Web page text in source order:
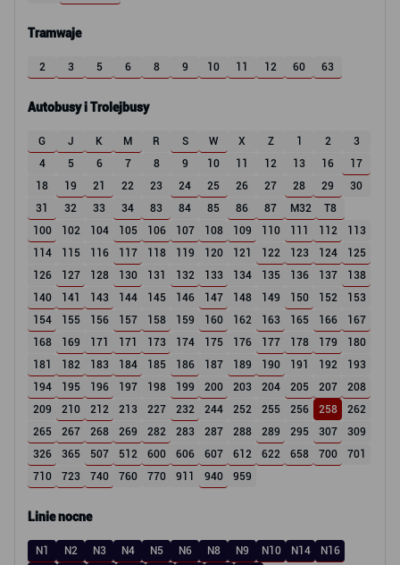
Tramwaje
2 3 5 6 8 9 10 11 12 60 63
Autobusy i Trolejbusy
G J K M R S W X Z 1 2
3
4
5 6 7 8 9 10 11 12 13 16
17
18
19 21 22 23 24 25 26 27 28 29
30
31
32 33 34 83 84 85 86 87 M32
T8
100
102 104 105 106 107 108 109 110 111 112
113
114
115 116 117 118 119 120 121 122 123 124
125
126
127 128 130 131 132 133 134 135 136 137
138
140
141 143 144 145 146 147 148 149 150 152
153
154
155 156 157 158 159 160 162 163 165 166
167
168
169 171 171 173 174 175 176 177 178 179
180
181
182 183 184 185 186 187 189 190 191 192
193
194
195 196 197 198 199 200 203 204 205 207
208
209
210 212 213 227 232 244 252 255 256 258
262
265
267 268 269 282 283 287 288 289 295 307
309
326
365 507 512 600 606 607 612 622 658 700
701
710
723 740 760 770 911 940 959
Linie nocne
N1 N2 N3 N4 N5 N6 N8 N9 N10 N14
N16